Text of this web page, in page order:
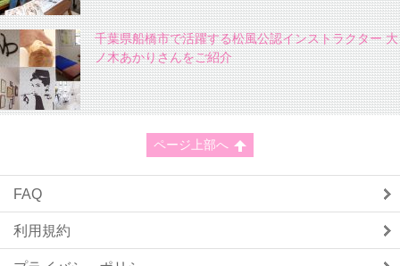
千葉県船橋市で活躍する松風公認インストラクター 大
ノ木あかりさんをご紹介
ページ上部へ
FAQ
利用規約